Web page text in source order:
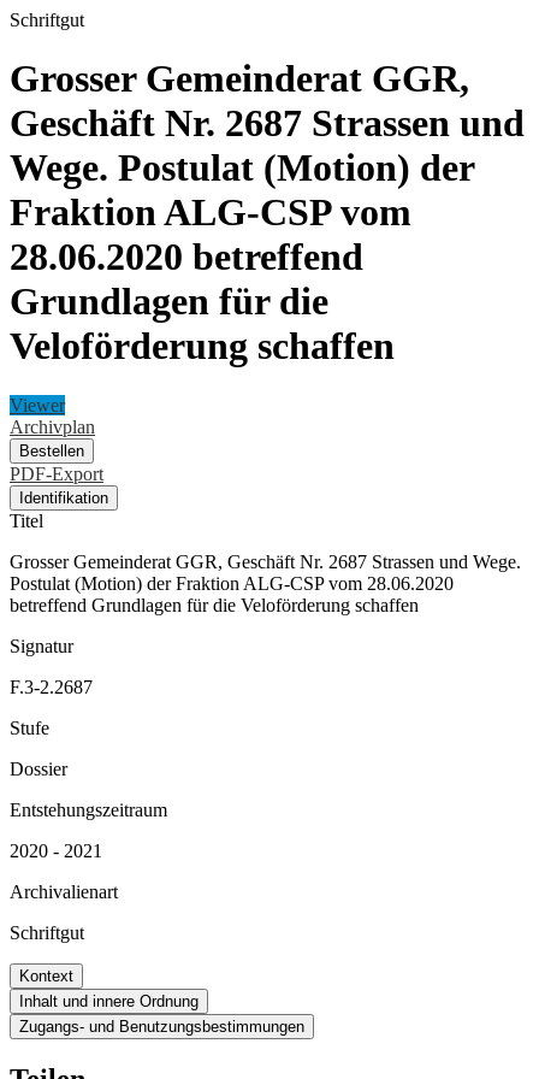
Schriftgut
Grosser Gemeinderat GGR,
Geschäft Nr. 2687 Strassen und
Wege. Postulat (Motion) der
Fraktion ALG-CSP vom
28.06.2020 betreffend
Grundlagen für die
Veloförderung schaffen
Viewer
Archivplan
Bestellen
PDF-Export
Identifikation
Titel
Grosser Gemeinderat GGR, Geschäft Nr. 2687 Strassen und Wege.
Postulat (Motion) der Fraktion ALG-CSP vom 28.06.2020
betreffend Grundlagen für die Veloförderung schaffen
Signatur
F.3-2.2687
Stufe
Dossier
Entstehungszeitraum
2020 - 2021
Archivalienart
Schriftgut
Kontext
Inhalt und innere Ordnung
Zugangs- und Benutzungsbestimmungen